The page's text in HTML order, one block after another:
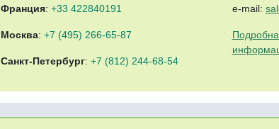
Франция: +33 422840191
Москва: +7 (495) 266-65-87
Санкт-Петербург: +7 (812) 244-68-54
e-mail: